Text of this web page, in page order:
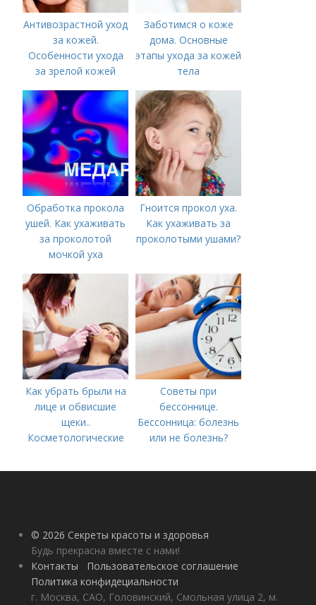
Антивозрастной уход
за кожей.
Особенности ухода
за зрелой кожей
Заботимся о коже
дома. Основные
этапы ухода за кожей
тела
Обработка прокола
ушей. Как ухаживать
за проколотой
мочкой уха
Гноится прокол уха.
Как ухаживать за
проколотыми ушами?
Как убрать брыли на
лице и обвисшие
щеки..
Косметологические
Советы при
бессоннице.
Бессонница: болезнь
или не болезнь?
© 2026 Секреты красоты и здоровья
Будь прекрасна вместе с нами!
Контакты
Пользовательское соглашение
Политика конфидециальности
г. Москва, САО, Головинский, Смольная улица 2, м.